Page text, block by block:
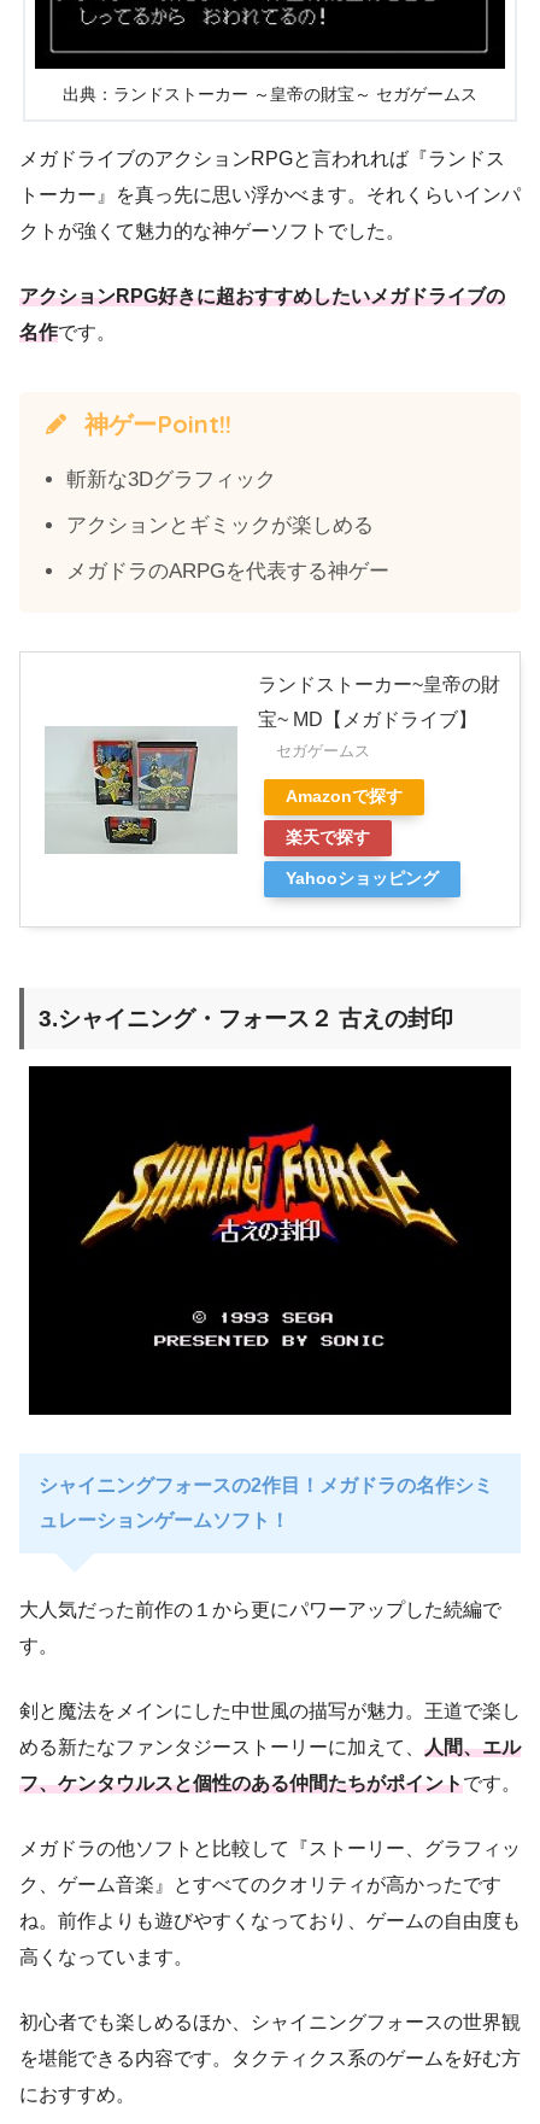
出典：ランドストーカー ～皇帝の財宝～ セガゲームス
メガドライブのアクションRPGと言われれば『ランドス
トーカー』を真っ先に思い浮かべます。それくらいインパ
クトが強くて魅力的な神ゲーソフトでした。
アクションRPG好きに超おすすめしたいメガドライブの
名作です。
神ゲーPoint!!
斬新な3Dグラフィック
アクションとギミックが楽しめる
メガドラのARPGを代表する神ゲー
ランドストーカー~皇帝の財
宝~ MD【メガドライブ】
セガゲームス
Amazonで探す
楽天で探す
Yahooショッピング
3.シャイニング・フォース２ 古えの封印
シャイニングフォースの2作目！メガドラの名作シミ
ュレーションゲームソフト！
大人気だった前作の１から更にパワーアップした続編で
す。
剣と魔法をメインにした中世風の描写が魅力。王道で楽し
める新たなファンタジーストーリーに加えて、 人間、エル
フ、ケンタウルスと個性のある仲間たちがポイントです。
メガドラの他ソフトと比較して『ストーリー、グラフィッ
ク、ゲーム音楽』とすべてのクオリティが高かったです
ね。前作よりも遊びやすくなっており、ゲームの自由度も
高くなっています。
初心者でも楽しめるほか、シャイニングフォースの世界観
を堪能できる内容です。タクティクス系のゲームを好む方
におすすめ。